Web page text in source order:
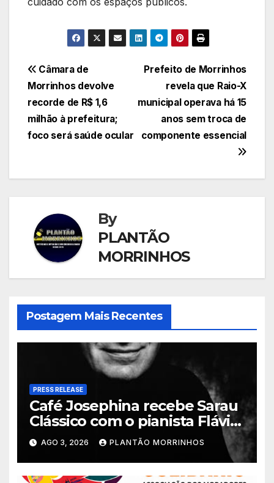
Navegação
de
Post
Prefeito de Morrinhos
revela que Raio-X
municipal operava há 15
anos sem troca de
componente essencial
Câmara de
Morrinhos devolve
recorde de R$ 1,6
milhão à prefeitura;
foco será saúde ocular
By
PLANTÃO
MORRINHOS
Postagem Mais Recentes
PRESS RELEASE
Café Josephina recebe Sarau
Clássico com o pianista Flávio
Varani nesta terça-feira
AGO 3, 2026 PLANTÃO MORRINHOS